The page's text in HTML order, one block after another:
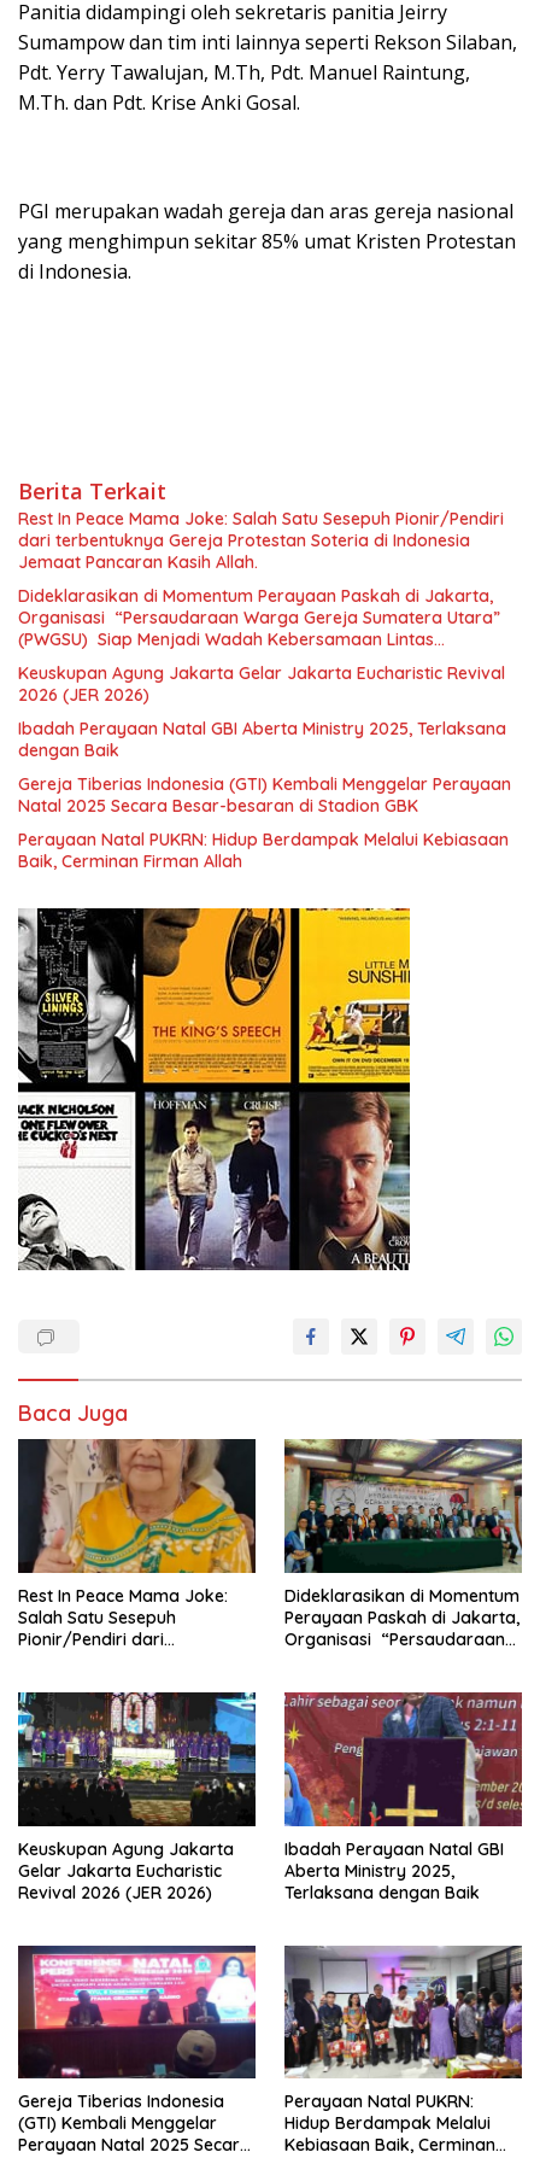
Panitia didampingi oleh sekretaris panitia Jeirry
Sumampow dan tim inti lainnya seperti Rekson Silaban,
Pdt. Yerry Tawalujan, M.Th, Pdt. Manuel Raintung,
M.Th. dan Pdt. Krise Anki Gosal.
PGI merupakan wadah gereja dan aras gereja nasional
yang menghimpun sekitar 85% umat Kristen Protestan
di Indonesia.
Berita Terkait
Rest In Peace Mama Joke: Salah Satu Sesepuh Pionir/Pendiri
dari terbentuknya Gereja Protestan Soteria di Indonesia
Jemaat Pancaran Kasih Allah.
Dideklarasikan di Momentum Perayaan Paskah di Jakarta,
Organisasi “Persaudaraan Warga Gereja Sumatera Utara”
(PWGSU) Siap Menjadi Wadah Kebersamaan Lintas
Denominasi untuk Menghimpun Potensi Warga Gereja
Diaspora untuk Menjawab Tantangan Sosial Bangsa
Keuskupan Agung Jakarta Gelar Jakarta Eucharistic Revival
2026 (JER 2026)
Ibadah Perayaan Natal GBI Aberta Ministry 2025, Terlaksana
dengan Baik
Gereja Tiberias Indonesia (GTI) Kembali Menggelar Perayaan
Natal 2025 Secara Besar-besaran di Stadion GBK
Perayaan Natal PUKRN: Hidup Berdampak Melalui Kebiasaan
Baik, Cerminan Firman Allah
Baca Juga
Rest In Peace Mama Joke:
Salah Satu Sesepuh
Pionir/Pendiri dari
Indonesia Jemaat Pancaran
Kasih Allah.
Dideklarasikan di Momentum
Perayaan Paskah di Jakarta,
Organisasi “Persaudaraan
Menjadi Wadah
Kebersamaan Lintas
Denominasi untuk
Menghimpun Potensi Warga
Gereja Diaspora untuk
Menjawab Tantangan Sosial
Keuskupan Agung Jakarta
Gelar Jakarta Eucharistic
Revival 2026 (JER 2026)
Ibadah Perayaan Natal GBI
Aberta Ministry 2025,
Terlaksana dengan Baik
Gereja Tiberias Indonesia
(GTI) Kembali Menggelar
Perayaan Natal 2025 Secara
Perayaan Natal PUKRN:
Hidup Berdampak Melalui
Kebiasaan Baik, Cerminan